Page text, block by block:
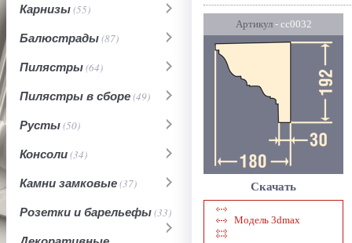
Карнизы(55)
Балюстрады(87)
Пилястры(64)
Пилястры в сборе(49)
Русты(50)
Консоли(34)
Камни замковые(37)
Розетки и барельефы(33)
Артикул- сс0032
Скачать
Модель 3dmax